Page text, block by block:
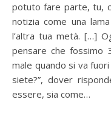
potuto fare parte, tu,
notizia come una
l’altra tua metà. […]
pensare che fossimo
male quando si va
siete?”, dover
essere, sia come…